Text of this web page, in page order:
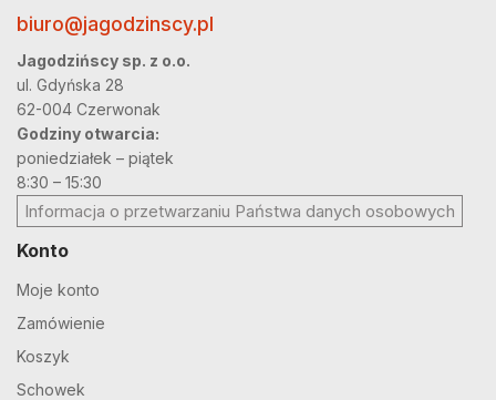
biuro@jagodzinscy.pl
Jagodzińscy sp. z o.o.
ul. Gdyńska 28
62-004 Czerwonak
Godziny otwarcia:
poniedziałek – piątek
8:30 – 15:30
Informacja o przetwarzaniu Państwa danych osobowych
Konto
Moje konto
Zamówienie
Koszyk
Schowek